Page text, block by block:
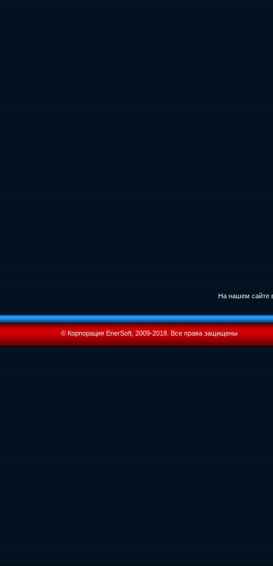
На нашем сайте
© Корпорация EnerSoft, 2009-2018. Все права защищены